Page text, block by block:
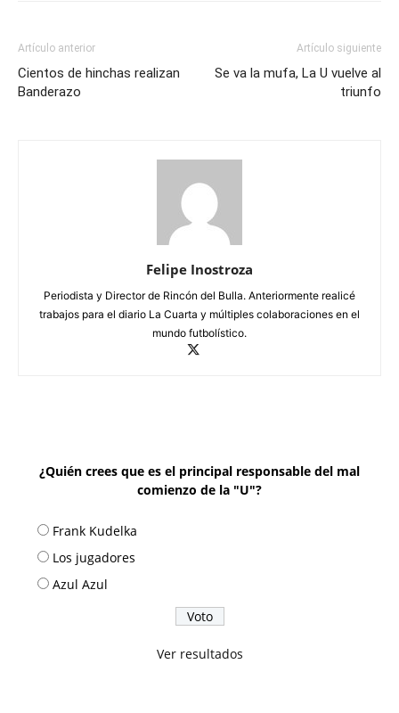
Artículo anterior
Cientos de hinchas realizan
Banderazo
Artículo siguiente
Se va la mufa, La U vuelve al
triunfo
Felipe Inostroza
Periodista y Director de Rincón del Bulla. Anteriormente realicé
trabajos para el diario La Cuarta y múltiples colaboraciones en el
mundo futbolístico.
¿Quién crees que es el principal responsable del mal
comienzo de la "U"?
Frank Kudelka
Los jugadores
Azul Azul
Ver resultados